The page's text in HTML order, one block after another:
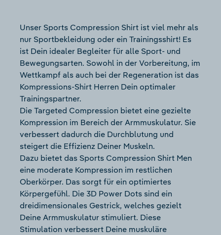
Unser Sports Compression Shirt ist viel mehr als
nur Sportbekleidung oder ein Trainingsshirt! Es
ist Dein idealer Begleiter für alle Sport- und
Bewegungsarten. Sowohl in der Vorbereitung, im
Wettkampf als auch bei der Regeneration ist das
Kompressions-Shirt Herren Dein optimaler
Trainingspartner.
Die Targeted Compression bietet eine gezielte
Kompression im Bereich der Armmuskulatur. Sie
verbessert dadurch die Durchblutung und
steigert die Effizienz Deiner Muskeln.
Dazu bietet das Sports Compression Shirt Men
eine moderate Kompression im restlichen
Oberkörper. Das sorgt für ein optimiertes
Körpergefühl. Die 3D Power Dots sind ein
dreidimensionales Gestrick, welches gezielt
Deine Armmuskulatur stimuliert. Diese
Stimulation verbessert Deine muskuläre